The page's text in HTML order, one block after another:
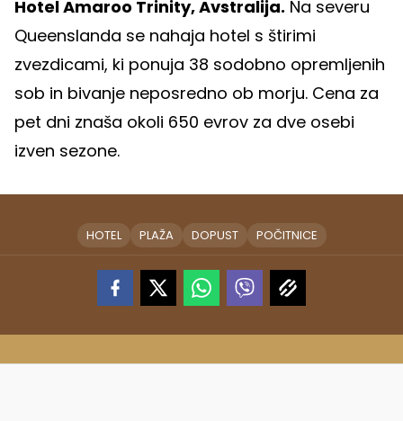
Hotel Amaroo Trinity, Avstralija. Na severu
Queenslanda se nahaja hotel s štirimi
zvezdicami, ki ponuja 38 sodobno opremljenih
sob in bivanje neposredno ob morju. Cena za
pet dni znaša okoli 650 evrov za dve osebi
izven sezone.
HOTEL PLAŽA DOPUST POČITNICE